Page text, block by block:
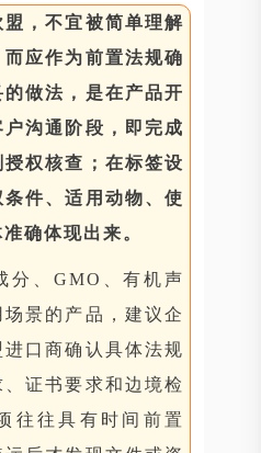
，不宜被简单理解
应作为前置法规确
做法，是在产品开
沟通阶段，即完成
权核查；在标签设
件、适用动物、使
确体现出来。
分、GMO、有机声
景的产品，建议企
口商确认具体法规
证书要求和边境检
往往具有时间前置